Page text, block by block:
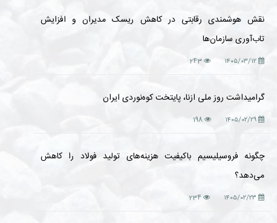
نقش هوشمندی رقابتی در کاهش ریسک مدیران و افزایش
تاب‌آوری سازمان‌ها
۱۴۰۵/۰۳/۱۲ 243
گرامیداشت روز ملی ازنا، پایتخت کوه‌نوردی ایران
۱۴۰۵/۰۲/۲۹ 198
چگونه فروسیلیسیم باکیفیت هزینه‌های تولید فولاد را کاهش
می‌دهد؟
۱۴۰۵/۰۲/۲۳ 234